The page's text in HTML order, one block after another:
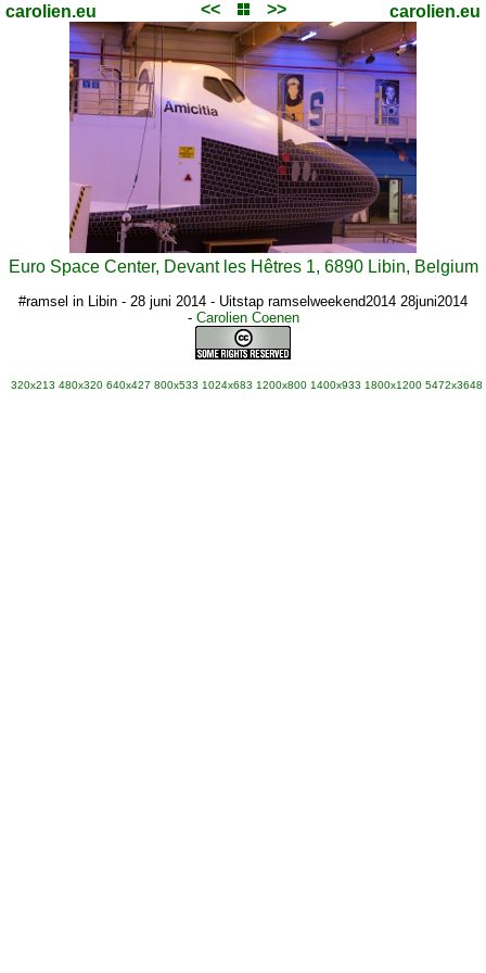
carolien.eu << >> carolien.eu
Euro Space Center, Devant les Hêtres 1, 6890 Libin, Belgium
#ramsel in Libin - 28 juni 2014 - Uitstap ramselweekend2014 28juni2014
- Carolien Coenen
320x213 480x320 640x427 800x533 1024x683 1200x800 1400x933 1800x1200 5472x3648